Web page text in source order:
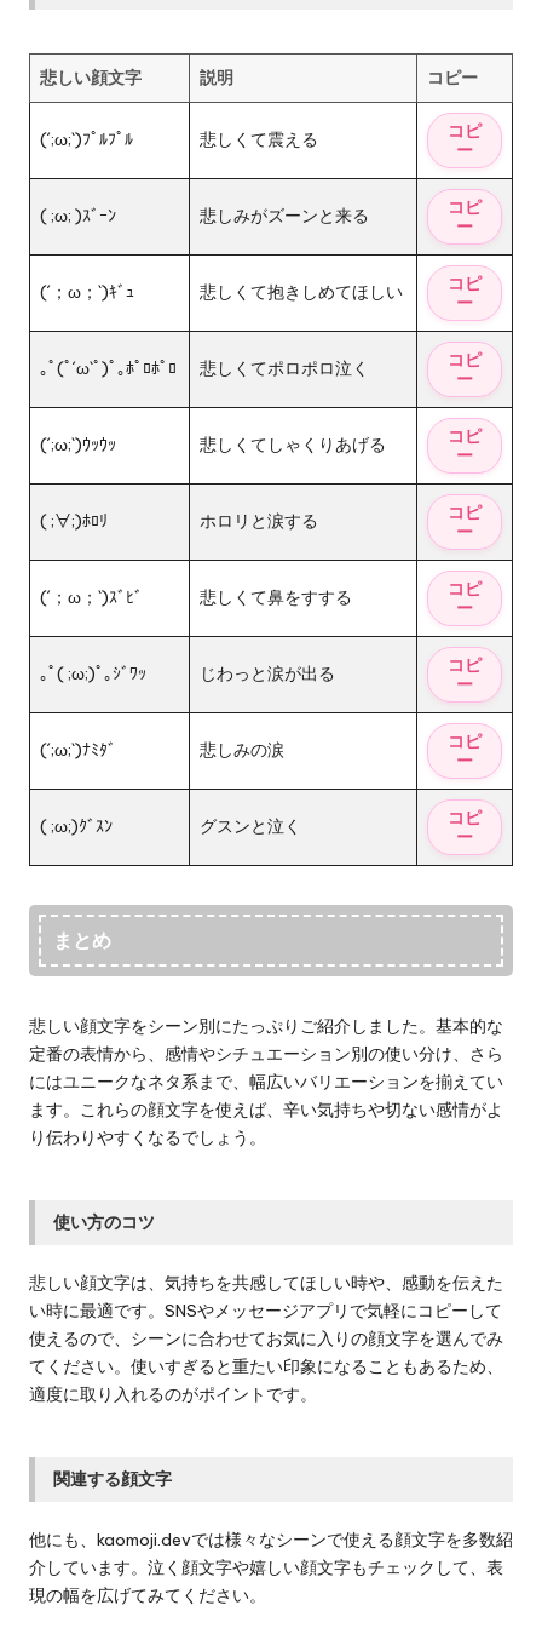
悲しい顔文字 説明 コピー
(´;ω;`)ﾌﾟﾙﾌﾟﾙ 悲しくて震える
( ;ω; )ｽﾞｰﾝ 悲しみがズーンと来る
(´；ω；`)ｷﾞｭ 悲しくて抱きしめてほしい
｡ﾟ(ﾟ´ω`ﾟ)ﾟ｡ﾎﾟﾛﾎﾟﾛ 悲しくてポロポロ泣く
(´;ω;`)ｳｯｳｯ 悲しくてしゃくりあげる
( ;∀;)ﾎﾛﾘ ホロリと涙する
(´；ω；`)ｽﾞﾋﾞ 悲しくて鼻をすする
｡ﾟ( ;ω;)ﾟ｡ｼﾞﾜｯ じわっと涙が出る
(´;ω;`)ﾅﾐﾀﾞ 悲しみの涙
( ;ω;)ｸﾞｽﾝ グスンと泣く
まとめ
悲しい顔文字をシーン別にたっぷりご紹介しました。基本的な
定番の表情から、感情やシチュエーション別の使い分け、さら
にはユニークなネタ系まで、幅広いバリエーションを揃えてい
ます。これらの顔文字を使えば、辛い気持ちや切ない感情がよ
り伝わりやすくなるでしょう。
使い方のコツ
悲しい顔文字は、気持ちを共感してほしい時や、感動を伝えた
い時に最適です。SNSやメッセージアプリで気軽にコピーして
使えるので、シーンに合わせてお気に入りの顔文字を選んでみ
てください。使いすぎると重たい印象になることもあるため、
適度に取り入れるのがポイントです。
関連する顔文字
他にも、kaomoji.devでは様々なシーンで使える顔文字を多数紹
介しています。泣く顔文字や嬉しい顔文字もチェックして、表
現の幅を広げてみてください。